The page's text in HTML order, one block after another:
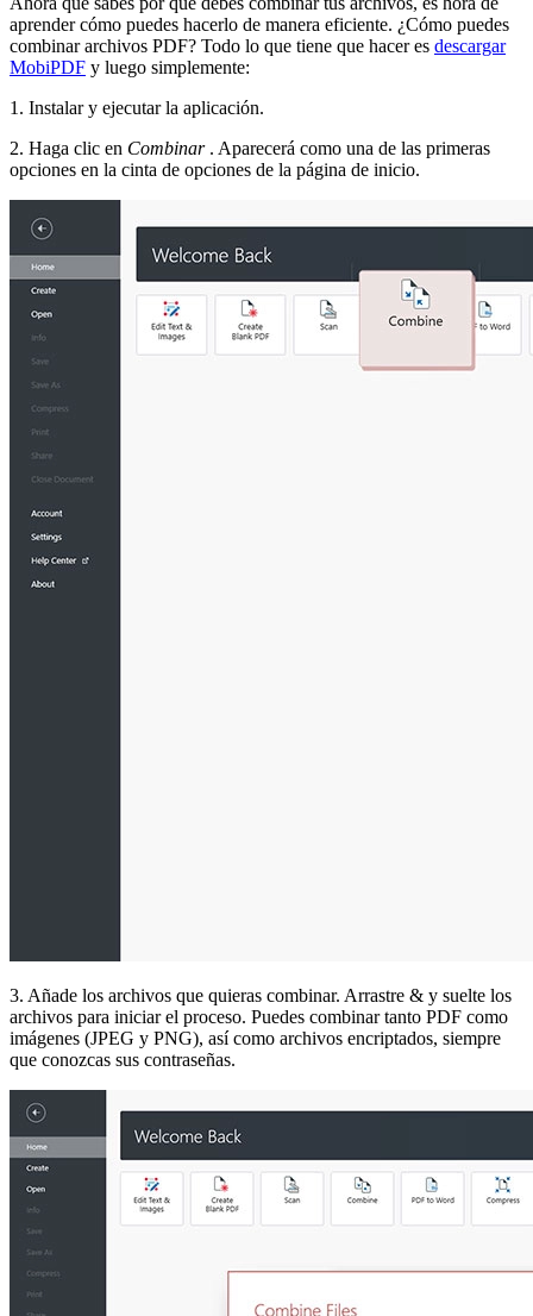
aprender cómo puedes hacerlo de manera eficiente. ¿Cómo puedes
combinar archivos PDF? Todo lo que tiene que hacer es descargar
MobiPDF y luego simplemente:
1. Instalar y ejecutar la aplicación.
2. Haga clic en Combinar . Aparecerá como una de las primeras
opciones en la cinta de opciones de la página de inicio.
3. Añade los archivos que quieras combinar. Arrastre & y suelte los
archivos para iniciar el proceso. Puedes combinar tanto PDF como
imágenes (JPEG y PNG), así como archivos encriptados, siempre
que conozcas sus contraseñas.